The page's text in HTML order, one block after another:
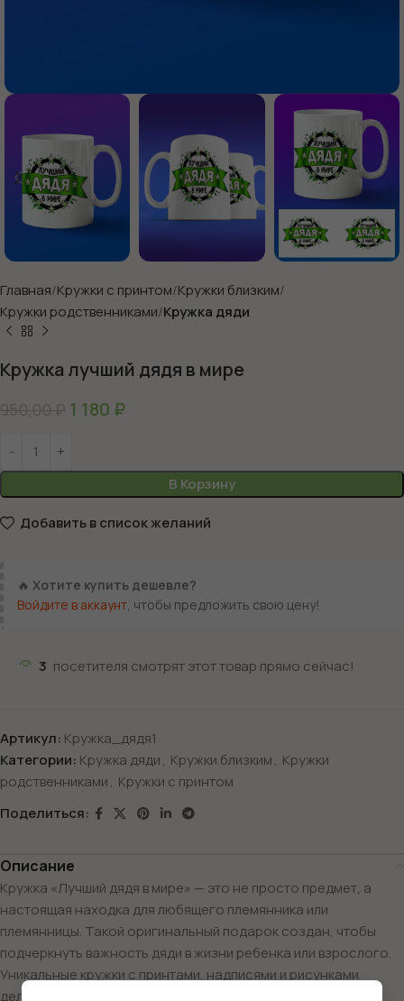
Главная Кружки с принтом Кружки близким
Кружки родственниками Кружка дяди
Кружка лучший дядя в мире
950,00₽ 1 180 ₽
В Корзину
Добавить в список желаний
🔥 Хотите купить дешевле?
Войдите в аккаунт , чтобы предложить свою цену!
3 посетителя смотрят этот товар прямо сейчас!
Артикул: Кружка_дядя1
Категории: Кружка дяди, Кружки близким, Кружки
родственниками, Кружки с принтом
Поделиться:
Описание
Кружка «Лучший дядя в мире» — это не просто предмет, а
настоящая находка для любящего племянника или
племянницы. Такой оригинальный подарок создан, чтобы
подчеркнуть важность дяди в жизни ребенка или взрослого.
Уникальные кружки с принтами, надписями и рисунками
делают каждое утро особенным и дарят хорошее